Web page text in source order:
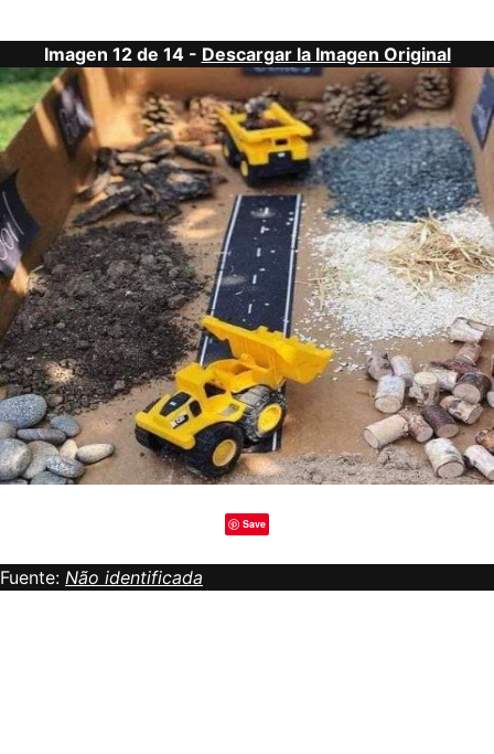
Imagen 12 de 14 - Descargar la Imagen Original
Save
Fuente: Não identificada